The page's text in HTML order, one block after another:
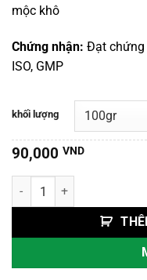
mộc khô
Chứng nhận: Đạt chứng
ISO, GMP
khối lượng
90,000 VND
Táo Xa Nhân số lượng